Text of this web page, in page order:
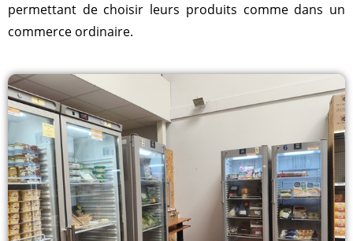
permettant de choisir leurs produits comme dans un
commerce ordinaire.